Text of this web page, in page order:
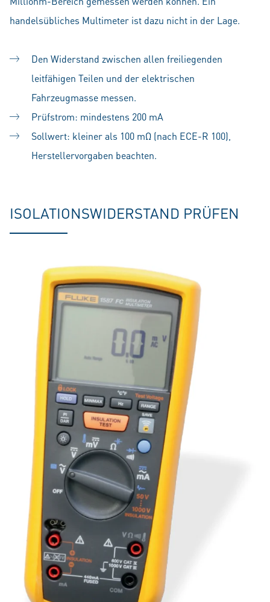
handelsübliches Multimeter ist dazu nicht in der Lage.
Den Widerstand zwischen allen freiliegenden
leitfähigen Teilen und der elektrischen
Fahrzeugmasse messen.
Prüfstrom: mindestens 200 mA
Sollwert: kleiner als 100 mΩ (nach ECE-R 100),
Herstellervorgaben beachten.
ISOLATIONSWIDERSTAND PRÜFEN